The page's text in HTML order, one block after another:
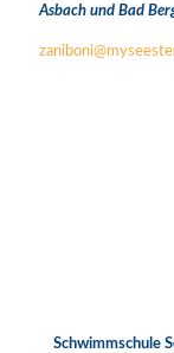
Asbach und Bad
Schwimmschule